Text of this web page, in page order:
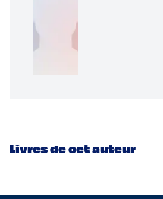
Livres de cet auteur